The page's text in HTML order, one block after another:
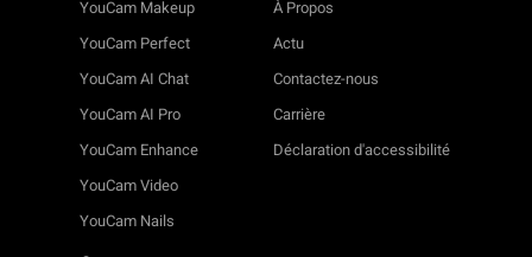
YouCam Makeup
YouCam Perfect
YouCam AI Chat
YouCam AI Pro
YouCam Enhance
YouCam Video
YouCam Nails
À Propos
Actu
Contactez-nous
Carrière
Déclaration d'accessibilité